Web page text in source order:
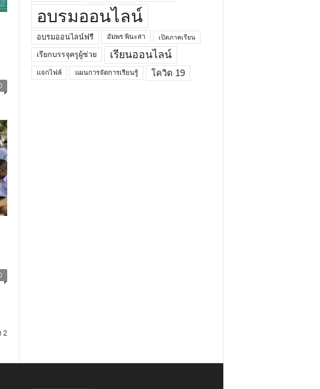
2
อบรมออนไลน์
อบรมออนไลน์ฟรี อัมพร พินะสา เปิดภาคเรียน
เรียกบรรจุครูผู้ช่วย เรียนออนไลน์
แจกไฟล์ แผนการจัดการเรียนรู้ โควิด 19